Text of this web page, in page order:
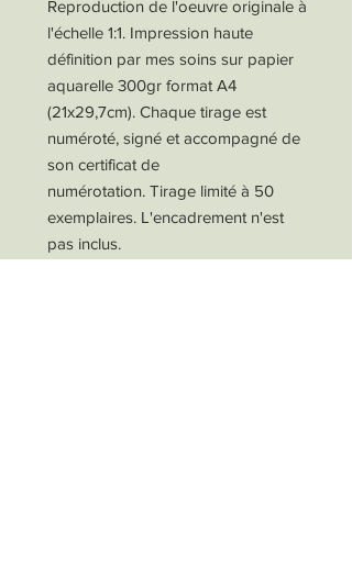
Reproduction de l'oeuvre originale à
l'échelle 1:1. Impression haute
définition par mes soins sur papier
aquarelle 300gr format A4
(21x29,7cm). Chaque tirage est
numéroté, signé et accompagné de
son certificat de
numérotation. Tirage limité à 50
exemplaires. L'encadrement n'est
pas inclus.